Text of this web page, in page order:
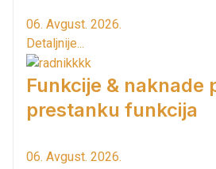
06. Avgust. 2026.
Detaljnije...
Funkcije & naknade
prestanku funkcija
06. Avgust. 2026.